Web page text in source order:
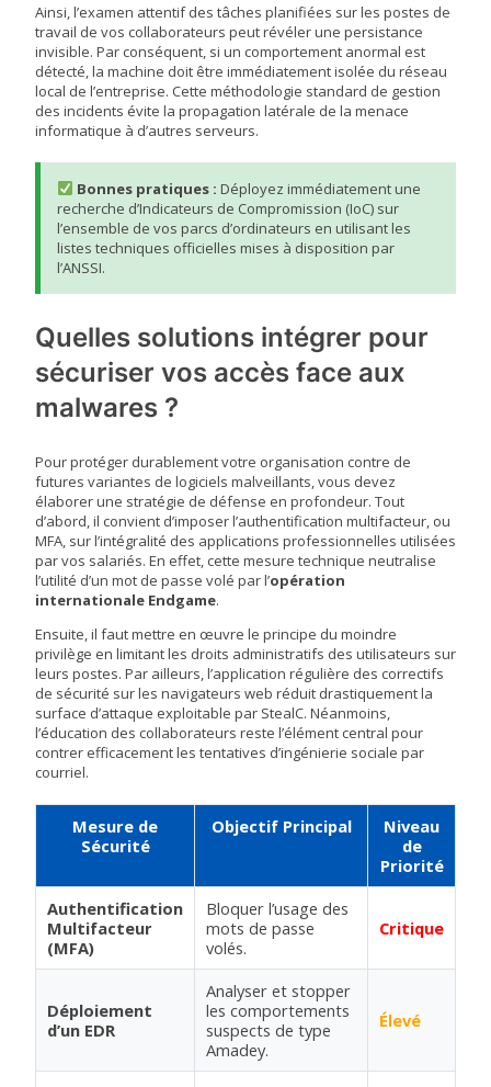
Ainsi, l’examen attentif des tâches planifiées sur les postes de
travail de vos collaborateurs peut révéler une persistance
invisible. Par conséquent, si un comportement anormal est
détecté, la machine doit être immédiatement isolée du réseau
local de l’entreprise. Cette méthodologie standard de gestion
des incidents évite la propagation latérale de la menace
informatique à d’autres serveurs.
Bonnes pratiques : Déployez immédiatement une
recherche d’Indicateurs de Compromission (IoC) sur
l’ensemble de vos parcs d’ordinateurs en utilisant les
listes techniques officielles mises à disposition par
l’ANSSI.
Quelles solutions intégrer pour
sécuriser vos accès face aux
malwares ?
Pour protéger durablement votre organisation contre de
futures variantes de logiciels malveillants, vous devez
élaborer une stratégie de défense en profondeur. Tout
d’abord, il convient d’imposer l’authentification multifacteur, ou
MFA, sur l’intégralité des applications professionnelles utilisées
par vos salariés. En effet, cette mesure technique neutralise
l’utilité d’un mot de passe volé par l’opération
internationale Endgame.
Ensuite, il faut mettre en œuvre le principe du moindre
privilège en limitant les droits administratifs des utilisateurs sur
leurs postes. Par ailleurs, l’application régulière des correctifs
de sécurité sur les navigateurs web réduit drastiquement la
surface d’attaque exploitable par StealC. Néanmoins,
l’éducation des collaborateurs reste l’élément central pour
contrer efficacement les tentatives d’ingénierie sociale par
courriel.
Mesure de
Sécurité
Objectif Principal
Niveau
de
Priorité
Authentification
Multifacteur
(MFA)
Bloquer l’usage des
mots de passe
volés.
Critique
Déploiement
d’un EDR
Analyser et stopper
les comportements
suspects de type
Amadey.
Élevé